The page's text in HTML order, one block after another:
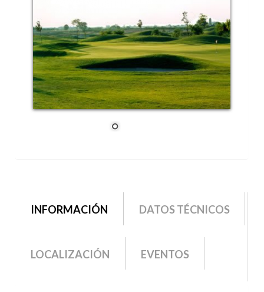
grupo2
INFORMACIÓN (SOLAPA
ACTIVA)
DATOS TÉCNICOS
LOCALIZACIÓN EVENTOS